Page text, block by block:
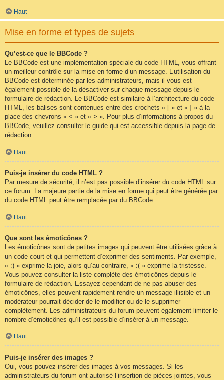
Haut
Mise en forme et types de sujets
Qu’est-ce que le BBCode ?
Le BBCode est une implémentation spéciale du code HTML, vous offrant
un meilleur contrôle sur la mise en forme d’un message. L’utilisation du
BBCode est déterminée par les administrateurs, mais il vous est
également possible de la désactiver sur chaque message depuis le
formulaire de rédaction. Le BBCode est similaire à l’architecture du code
HTML, les balises sont contenues entre des crochets « [ » et « ] » à la
place des chevrons « < » et « > ». Pour plus d’informations à propos du
BBCode, veuillez consulter le guide qui est accessible depuis la page de
rédaction.
Haut
Puis-je insérer du code HTML ?
Par mesure de sécurité, il n’est pas possible d’insérer du code HTML sur
ce forum. La majeure partie de la mise en forme qui peut être générée par
du code HTML peut être remplacée par du BBCode.
Haut
Que sont les émoticônes ?
Les émoticônes sont de petites images qui peuvent être utilisées grâce à
un code court et qui permettent d’exprimer des sentiments. Par exemple,
« :) » exprime la joie, alors qu’au contraire, « :( » exprime la tristesse.
Vous pouvez consulter la liste complète des émoticônes depuis le
formulaire de rédaction. Essayez cependant de ne pas abuser des
émoticônes, elles peuvent rapidement rendre un message illisible et un
modérateur pourrait décider de le modifier ou de le supprimer
complètement. Les administrateurs du forum peuvent également limiter le
nombre d’émoticônes qu’il est possible d’insérer à un message.
Haut
Puis-je insérer des images ?
Oui, vous pouvez insérer des images à vos messages. Si les
administrateurs du forum ont autorisé l’insertion de pièces jointes, vous